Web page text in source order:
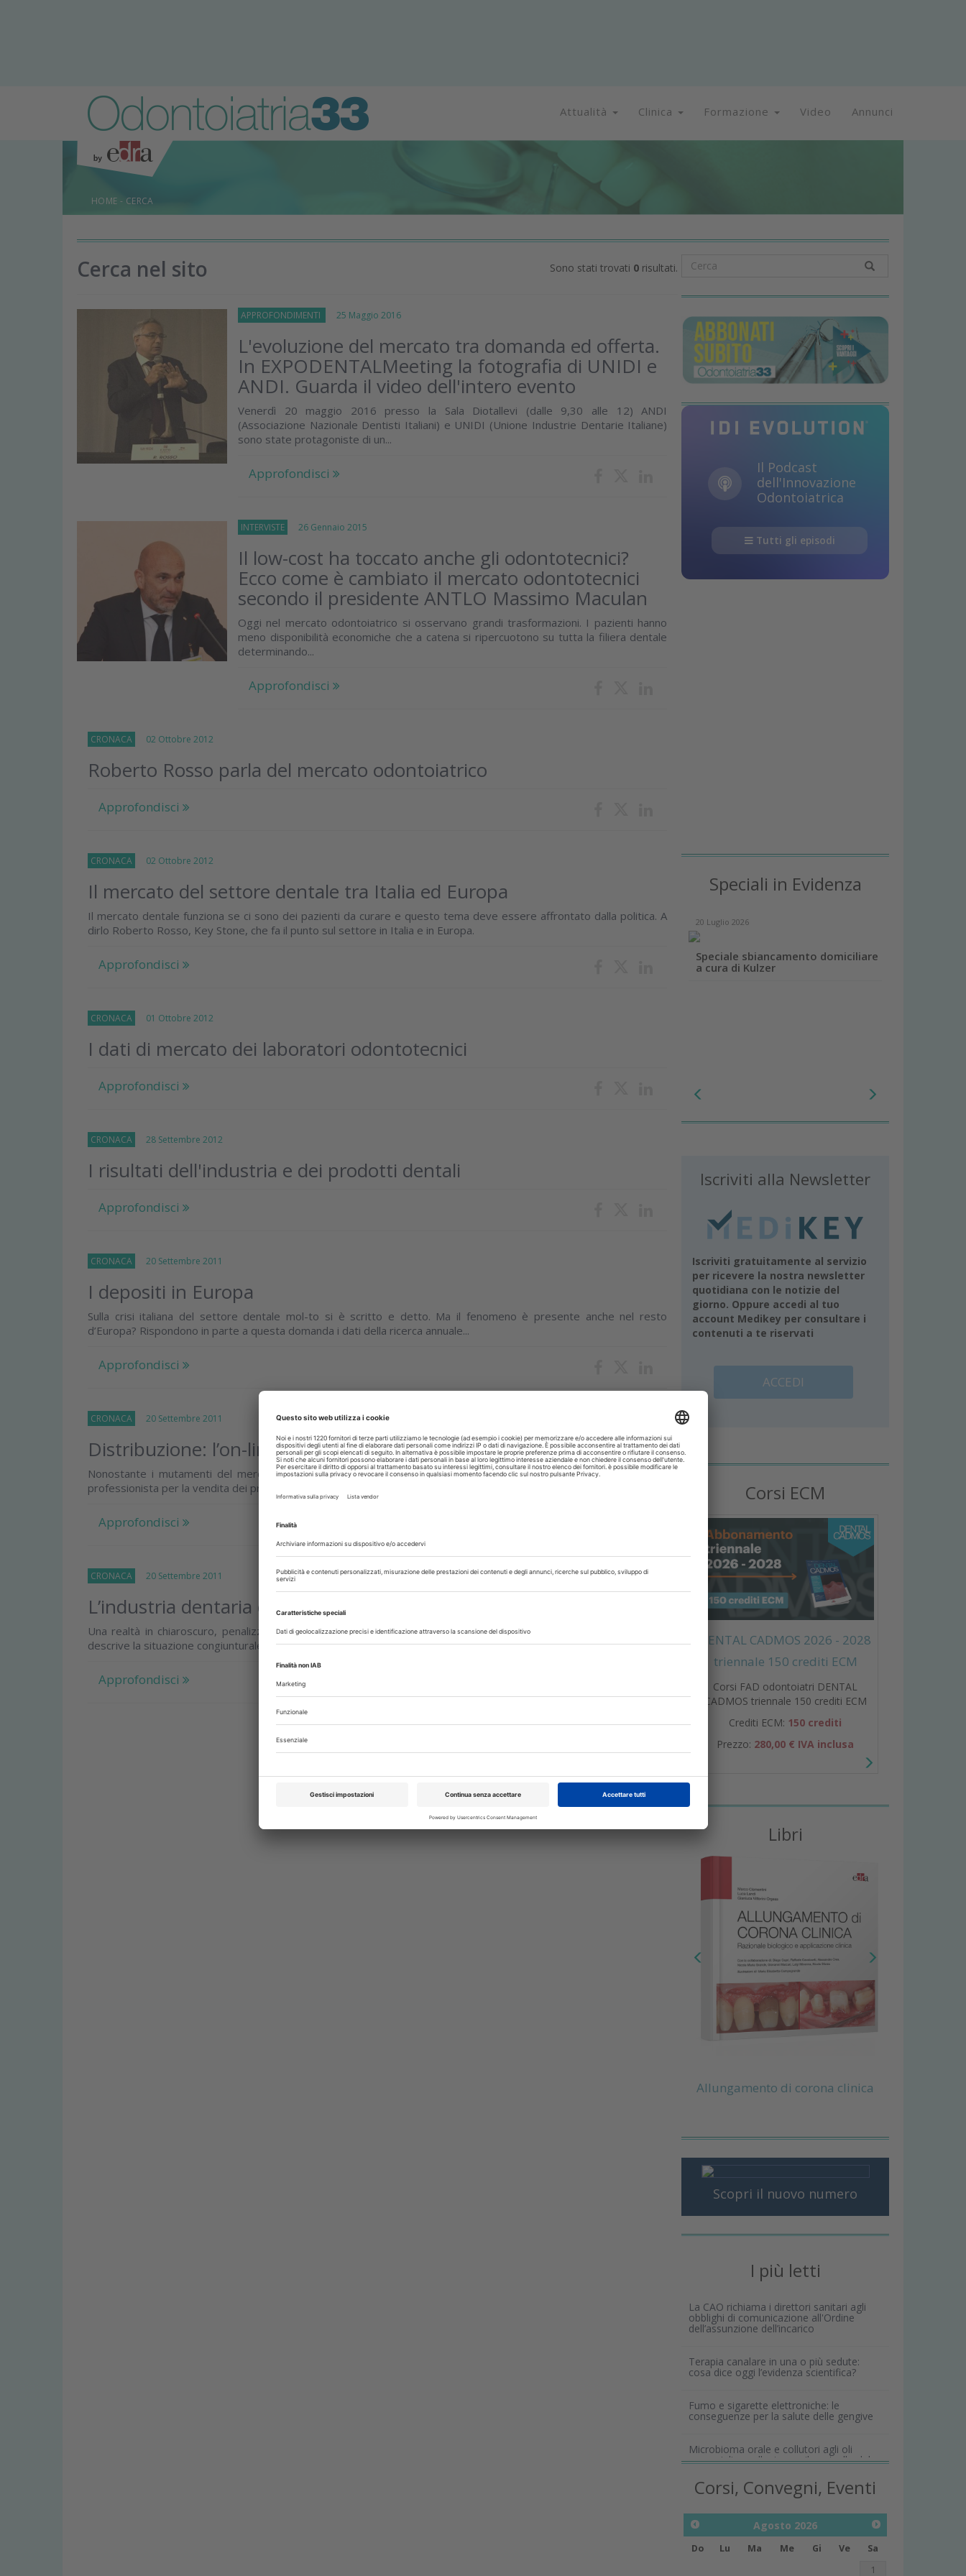
Attualità Clinica Formazione Video Annunci
HOME - CERCA
Cerca nel sito Sono stati trovati 0 risultati.
APPROFONDIMENTI 25 Maggio 2016
L'evoluzione del mercato tra domanda ed offerta.
In EXPODENTALMeeting la fotografia di UNIDI e
ANDI. Guarda il video dell'intero evento
Venerdì 20 maggio 2016 presso la Sala Diotallevi (dalle 9,30 alle 12) ANDI
(Associazione Nazionale Dentisti Italiani) e UNIDI (Unione Industrie Dentarie Italiane)
sono state protagoniste di un...
Approfondisci
INTERVISTE 26 Gennaio 2015
Il low-cost ha toccato anche gli odontotecnici?
Ecco come è cambiato il mercato odontotecnici
secondo il presidente ANTLO Massimo Maculan
Oggi nel mercato odontoiatrico si osservano grandi trasformazioni. I pazienti hanno
meno disponibilità economiche che a catena si ripercuotono su tutta la filiera dentale
determinando...
Approfondisci
CRONACA 02 Ottobre 2012
Roberto Rosso parla del mercato odontoiatrico
Approfondisci
CRONACA 02 Ottobre 2012
Il mercato del settore dentale tra Italia ed Europa
Il mercato dentale funziona se ci sono dei pazienti da curare e questo tema deve essere affrontato dalla politica. A
dirlo Roberto Rosso, Key Stone, che fa il punto sul settore in Italia e in Europa.
Approfondisci
CRONACA 01 Ottobre 2012
I dati di mercato dei laboratori odontotecnici
Approfondisci
CRONACA 28 Settembre 2012
I risultati dell'industria e dei prodotti dentali
Approfondisci
CRONACA 20 Settembre 2011
I depositi in Europa
Sulla crisi italiana del settore dentale mol-to si è scritto e detto. Ma il fenomeno è presente anche nel resto
d’Europa? Rispondono in parte a questa domanda i dati della ricerca annuale...
Approfondisci
CRONACA 20 Settembre 2011
Distribuzione: l’on-line è un’opportunità da esplorare
Nonostante i mutamenti del mercato odontoiatrico, ancora oggi è il deposito dentale il raccordo tra industria e
professionista per la vendita dei prodotti. E molto spesso lo è anche per le...
Approfondisci
CRONACA 20 Settembre 2011
L’industria dentaria conferma il trend positivo nell’export
Una realtà in chiaroscuro, penalizzata dalla crisi economica, in cui si evidenziano, però, molti segni di vitalità. Così
descrive la situazione congiunturale del suo settore Mauro Matteuzzi,...
Approfondisci
Il Podcast
dell'Innovazione
Odontoiatrica
Tutti gli episodi
Speciali in Evidenza
20 Luglio 2026
Speciale sbiancamento domiciliare
a cura di Kulzer
Iscriviti alla Newsletter
Iscriviti gratuitamente al servizio
per ricevere la nostra newsletter
quotidiana con le notizie del
giorno. Oppure accedi al tuo
account Medikey per consultare i
contenuti a te riservati
ACCEDI
Corsi ECM
DENTAL CADMOS 2026 - 2028
triennale 150 crediti ECM
Corsi FAD odontoiatri DENTAL
CADMOS triennale 150 crediti ECM
Crediti ECM: 150 crediti
Prezzo: 280,00 € IVA inclusa
Libri
Allungamento di corona clinica
Scopri il nuovo numero
I più letti
La CAO richiama i direttori sanitari agli
obblighi di comunicazione all'Ordine
dell’assunzione dell’incarico
Terapia canalare in una o più sedute:
cosa dice oggi l’evidenza scientifica?
Fumo e sigarette elettroniche: le
conseguenze per la salute delle gengive
Microbioma orale e collutori agli oli
essenziali: un alleato per il controllo del
Corsi, Convegni, Eventi
Agosto 2026
Do Lu Ma Me Gi Ve
Sa
1